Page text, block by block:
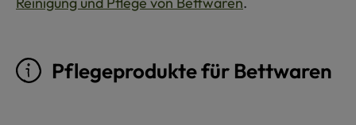
Pflegeprodukte für Bettwaren